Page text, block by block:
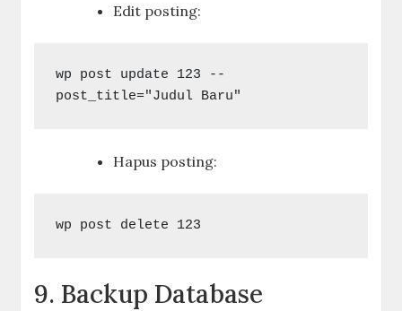
Edit posting:
wp post update 123 --
Hapus posting:
9. Backup Database